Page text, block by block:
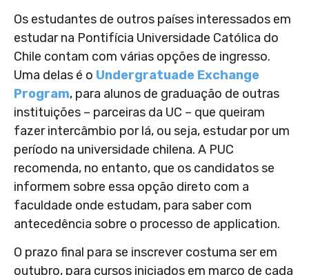
Os estudantes de outros países interessados em
estudar na Pontifícia Universidade Católica do
Chile contam com várias opções de ingresso.
Uma delas é o Undergratuade Exchange
Program, para alunos de graduação de outras
instituições – parceiras da UC – que queiram
fazer intercâmbio por lá, ou seja, estudar por um
período na universidade chilena. A PUC
recomenda, no entanto, que os candidatos se
informem sobre essa opção direto com a
faculdade onde estudam, para saber com
antecedência sobre o processo de application.
O prazo final para se inscrever costuma ser em
outubro, para cursos iniciados em março de cada